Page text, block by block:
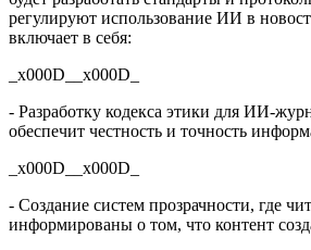
регулируют использование ИИ в
включает в себя:
_x000D__x000D_
- Разработку кодекса этики для ИИ-
обеспечит честность и точность
_x000D__x000D_
- Создание систем прозрачности, где
информированы о том, что контент